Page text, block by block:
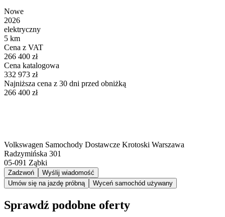
Nowe
2026
elektryczny
5 km
Cena z VAT
266 400 zł
Cena katalogowa
332 973 zł
Najniższa cena z 30 dni przed obniżką
266 400 zł
Volkswagen Samochody Dostawcze Krotoski Warszawa
Radzymińska 301
05-091 Ząbki
Zadzwoń
Wyślij wiadomość
Umów się na jazdę próbną
Wyceń samochód używany
Sprawdź podobne oferty